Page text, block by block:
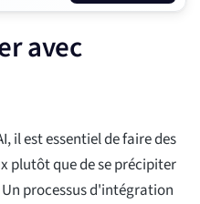
avec
il est essentiel de faire des
plutôt que de se précipiter
processus d'intégration